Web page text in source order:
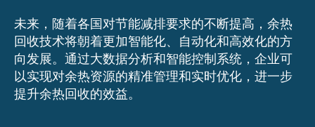
未来，随着各国对节能减排要求的不断提高，余热
回收技术将朝着更加智能化、自动化和高效化的方
向发展。通过大数据分析和智能控制系统，企业可
以实现对余热资源的精准管理和实时优化，进一步
提升余热回收的效益。